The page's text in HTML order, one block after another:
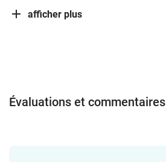
afficher plus
Évaluations et commentaires